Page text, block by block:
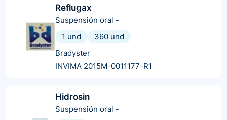
Reflugax
Suspensión oral -
1 und
360 und
Bradyster
INVIMA 2015M-0011177-R1
Hidrosin
Suspensión oral -